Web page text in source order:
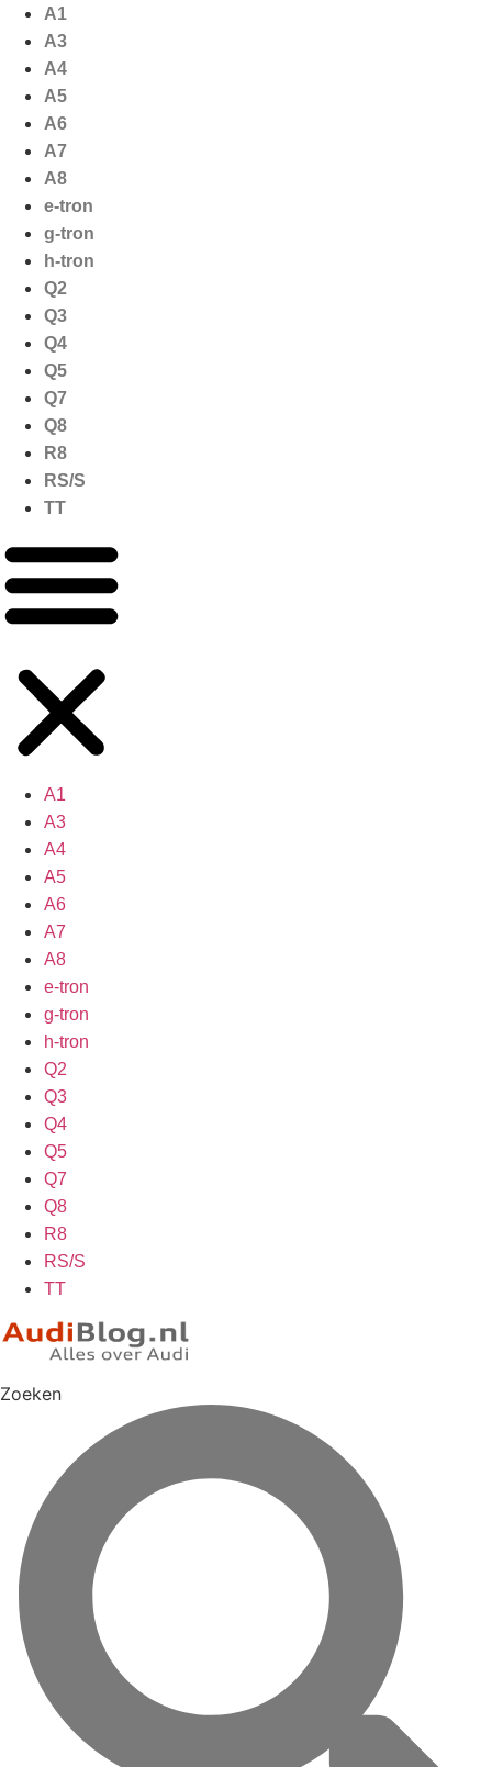
naar
inhoud
A1
A3
A4
A5
A6
A7
A8
e-tron
g-tron
h-tron
Q2
Q3
Q4
Q5
Q7
Q8
R8
RS/S
TT
A1
A3
A4
A5
A6
A7
A8
e-tron
g-tron
h-tron
Q2
Q3
Q4
Q5
Q7
Q8
R8
RS/S
TT
Zoeken